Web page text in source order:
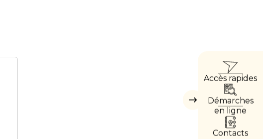
Masquer
Accès rapides
Démarches
en ligne
Contacts